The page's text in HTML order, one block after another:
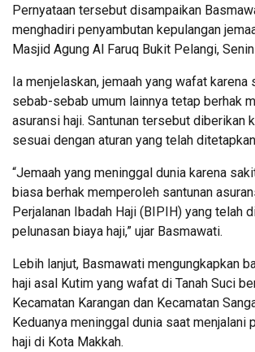
Pernyataan tersebut disampaikan
menghadiri penyambutan kepulangan
Masjid Agung Al Faruq Bukit Pelangi,
Ia menjelaskan, jemaah yang wafat karena
sebab-sebab umum lainnya tetap berhak
asuransi haji. Santunan tersebut diberikan
sesuai dengan aturan yang telah
“Jemaah yang meninggal dunia karena
biasa berhak memperoleh santunan
Perjalanan Ibadah Haji (BIPIH) yang telah
pelunasan biaya haji,” ujar Basmawati.
Lebih lanjut, Basmawati mengungkapkan
haji asal Kutim yang wafat di Tanah Suci
Kecamatan Karangan dan Kecamatan
Keduanya meninggal dunia saat menjalani
haji di Kota Makkah.